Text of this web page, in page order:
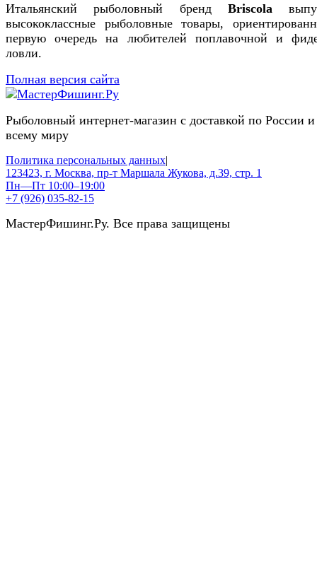
Итальянский рыболовный бренд Briscola
высококлассные рыболовные товары,
первую очередь на любителей поплавочной и
ловли.
Полная версия сайта
Рыболовный интернет-магазин с доставкой по России и
всему миру
Политика персональных данных|
123423, г. Москва, пр-т Маршала Жукова, д.39, стр. 1
Пн—Пт 10:00–19:00
+7 (926) 035-82-15
МастерФишинг.Ру. Все права защищены